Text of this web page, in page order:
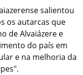
salientou
os autarcas que
de Alvaiázere e
do país em
e na melhoria da